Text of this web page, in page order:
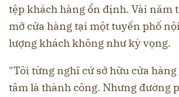
tệp khách hàng ổn định. Vài năm
mở cửa hàng tại một tuyến phố
lượng khách không như kỳ vọng.
"Tôi từng nghĩ cứ sở hữu cửa
tâm là thành công. Nhưng đường